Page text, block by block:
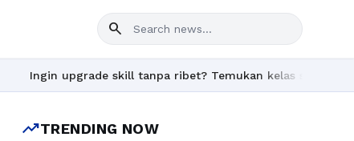
search
Ingin upgrade skill tanpa ribet? Temukan kelas seru dan
trending_upTRENDING NOW